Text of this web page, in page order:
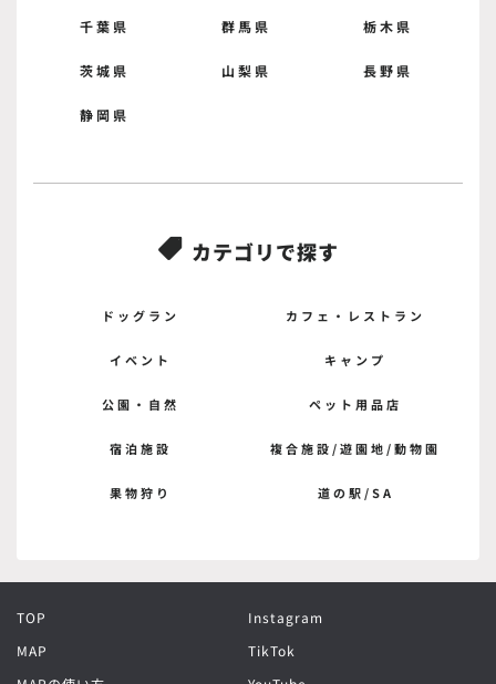
千葉県 群馬県 栃木県
茨城県 山梨県 長野県
静岡県
 カテゴリで探す
ドッグラン カフェ・レストラン
イベント キャンプ
公園・自然 ペット用品店
宿泊施設 複合施設/遊園地/動物園
果物狩り 道の駅/SA
TOP
Instagram
MAP
TikTok